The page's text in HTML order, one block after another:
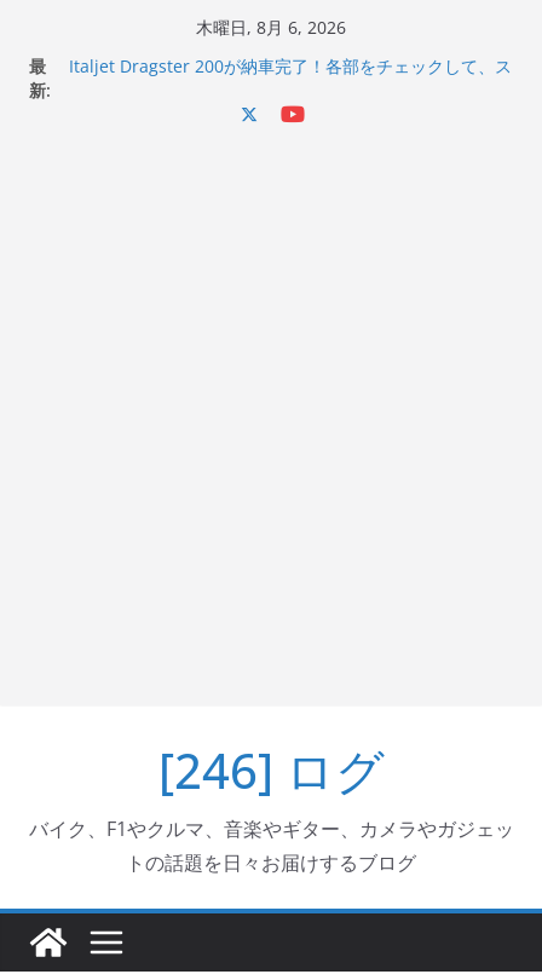
木曜日, 8月 6, 2026
最
新:
コーナリングが楽しくなった
マホホルダー付けて、ガラスコーティング行って来た
[246] ログ
バイク、F1やクルマ、音楽やギター、カメラやガジェッ
トの話題を日々お届けするブログ